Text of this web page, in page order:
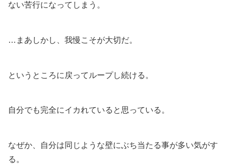
ない苦行になってしまう。
…まあしかし、我慢こそが大切だ。
というところに戻ってループし続ける。
自分でも完全にイカれていると思っている。
なぜか、自分は同じような壁にぶち当たる事が多い気がす
る。